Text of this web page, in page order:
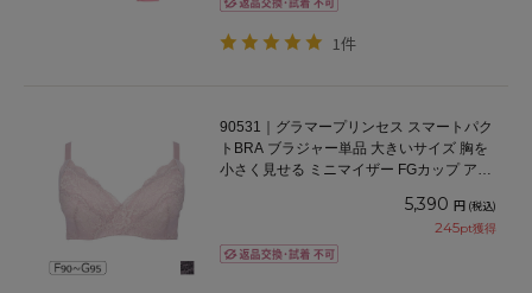
1件
90531｜グラマープリンセス スマートパク
トBRA ブラジャー単品 大きいサイズ 胸を
小さく見せる ミニマイザー FGカップ アン
5,390 円 (税込)
245pt獲得